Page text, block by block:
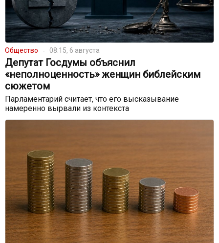
Общество 08:15, 6 августа
Депутат Госдумы объяснил
«неполноценность» женщин библейским
сюжетом
Парламентарий считает, что его высказывание
намеренно вырвали из контекста